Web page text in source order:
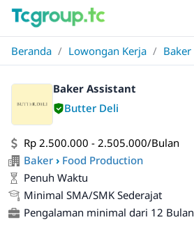
Beranda / Lowongan Kerja / Baker
Baker Assistant
Butter Deli
Rp 2.500.000 - 2.505.000/Bulan
Baker › Food Production
Penuh Waktu
Minimal SMA/SMK Sederajat
Pengalaman minimal dari 12 Bulan